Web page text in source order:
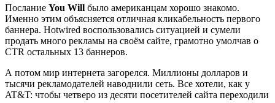
Послание You Will было американцам хорошо знакомо.
Именно этим объясняется отличная кликабельность первого
баннера. Hotwired воспользовались ситуацией и сумели
продать много рекламы на своём сайте, грамотно умолчав о
CTR остальных 13 баннеров.
А потом мир интернета загорелся. Миллионы долларов и
тысячи рекламодателей наводнили сеть. Все хотели, как у
AT&T: чтобы четверо из десяти посетителей сайта переходили